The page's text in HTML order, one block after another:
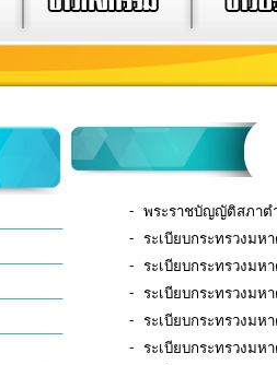
-
พระราชบัญญัติสภาต
-
ระเบียบกระทรวงมห
-
ระเบียบกระทรวงมห
-
ระเบียบกระทรวงมห
-
ระเบียบกระทรวงมห
-
ระเบียบกระทรวงมห